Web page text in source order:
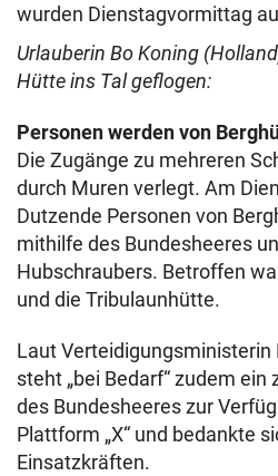
wurden Dienstagvormittag
Urlauberin Bo Koning
Hütte ins Tal geflogen:
Personen werden von
Die Zugänge zu mehreren
durch Muren verlegt. Am
Dutzende Personen von
mithilfe des Bundesheeres
Hubschraubers. Betroffen
und die Tribulaunhütte.
Laut Verteidigungsministerin
steht „bei Bedarf“ zudem
des Bundesheeres zur
Plattform „X“ und bedankte
Einsatzkräften.